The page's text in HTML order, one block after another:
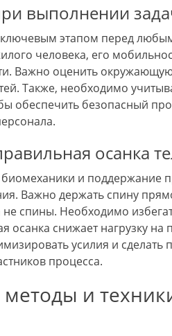
выполнении
ключевым этапом перед
человека, его
Важно оценить
Также, необходимо
обеспечить безопасный
осанка
и поддержание
Важно держать спину
не спины. Необходимо
осанка снижает нагрузку
усилия и
процесса.
и